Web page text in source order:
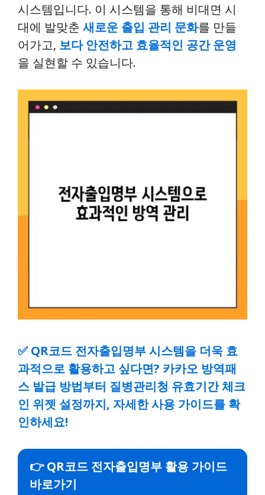
시스템입니다. 이 시스템을 통해 비대면 시
대에 발맞춘 새로운 출입 관리 문화를 만들
어가고, 보다 안전하고 효율적인 공간 운영
을 실현할 수 있습니다.
✅ QR코드 전자출입명부 시스템을 더욱 효
과적으로 활용하고 싶다면? 카카오 방역패
스 발급 방법부터 질병관리청 유효기간 체크
인 위젯 설정까지, 자세한 사용 가이드를 확
인하세요!
👉 QR코드 전자출입명부 활용 가이드
바로가기